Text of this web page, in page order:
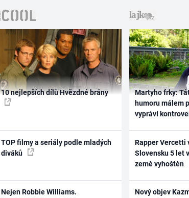
10 nejlepších dílů Hvězdné brány
TOP filmy a seriály podle mladých
diváků
Nejen Robbie Williams.
Martyho frky:
humoru málem
vypráví
Rapper Vercetti
Slovensku 5 let
země vyhoštěn
Nový objev